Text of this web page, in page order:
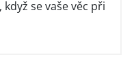
se vaše věc při